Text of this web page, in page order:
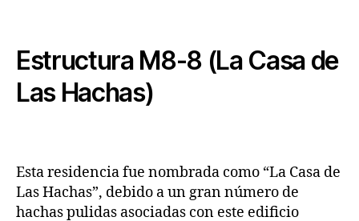
Estructura M8-8 (La Casa de
Las Hachas)
Esta residencia fue nombrada como “La Casa de
Las Hachas”, debido a un gran número de
hachas pulidas asociadas con este edificio